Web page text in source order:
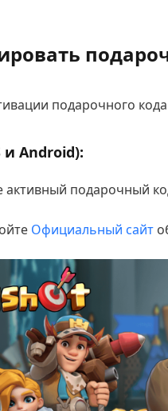
подарочного
и Android):
активный подарочный
Официальный сайт